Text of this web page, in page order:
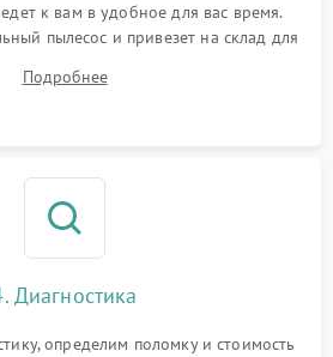
к вам в удобное для вас время.
пылесос и привезет на склад для
Подробнее
Диагностика
определим поломку и стоимость